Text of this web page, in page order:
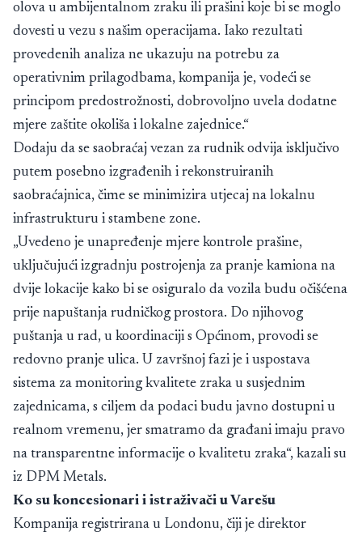
olova u ambijentalnom zraku ili prašini koje bi se moglo
dovesti u vezu s našim operacijama. Iako rezultati
provedenih analiza ne ukazuju na potrebu za
operativnim prilagodbama, kompanija je, vodeći se
principom predostrožnosti, dobrovoljno uvela dodatne
mjere zaštite okoliša i lokalne zajednice.“
Dodaju da se saobraćaj vezan za rudnik odvija isključivo
putem posebno izgrađenih i rekonstruiranih
saobraćajnica, čime se minimizira utjecaj na lokalnu
infrastrukturu i stambene zone.
„Uvedeno je unapređenje mjere kontrole prašine,
uključujući izgradnju postrojenja za pranje kamiona na
dvije lokacije kako bi se osiguralo da vozila budu očišćena
prije napuštanja rudničkog prostora. Do njihovog
puštanja u rad, u koordinaciji s Općinom, provodi se
redovno pranje ulica. U završnoj fazi je i uspostava
sistema za monitoring kvalitete zraka u susjednim
zajednicama, s ciljem da podaci budu javno dostupni u
realnom vremenu, jer smatramo da građani imaju pravo
na transparentne informacije o kvalitetu zraka“, kazali su
iz DPM Metals.
Ko su koncesionari i istraživači u Varešu
Kompanija registrirana u Londonu, čiji je direktor